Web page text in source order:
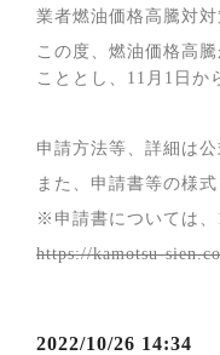
業者燃油価格高騰対
この度、燃油価格高
こととし、11月1日か
申請方法等、詳細は
また、申請書等の様
※申請書については、
https://kamotsu-
2022/10/26 14:34